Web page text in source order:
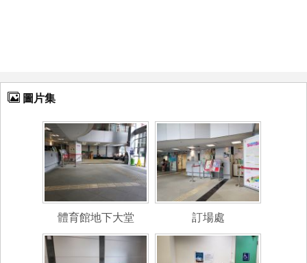
圖片集
體育館地下大堂 訂場處